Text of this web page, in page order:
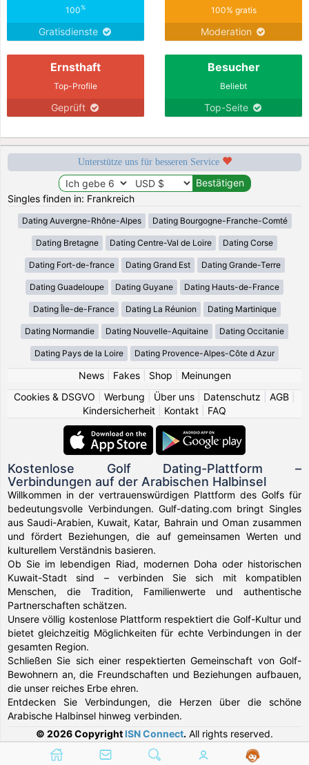
100%
Gratisdienste
100% gratis
Moderation
Ernsthaft
Top-Profile
Geprüft
Besucher
Beliebt
Top-Seite
Unterstütze uns für besseren Service
Singles finden in: Frankreich
Dating Auvergne-Rhône-Alpes Dating Bourgogne-Franche-Comté
Dating Bretagne Dating Centre-Val de Loire Dating Corse
Dating Fort-de-france Dating Grand Est Dating Grande-Terre
Dating Guadeloupe Dating Guyane Dating Hauts-de-France
Dating Île-de-France Dating La Réunion Dating Martinique
Dating Normandie Dating Nouvelle-Aquitaine Dating Occitanie
Dating Pays de la Loire Dating Provence-Alpes-Côte d Azur
News| Fakes| Shop
Meinungen
Cookies & DSGVO
Werbung Über uns Datenschutz AGB
Kindersicherheit
Kontakt FAQ
Kostenlose Golf Dating-Plattform –
Verbindungen auf der Arabischen Halbinsel
Willkommen in der vertrauenswürdigen Plattform des Golfs für
bedeutungsvolle Verbindungen. Gulf-dating.com bringt Singles
aus Saudi-Arabien, Kuwait, Katar, Bahrain und Oman zusammen
und fördert Beziehungen, die auf gemeinsamen Werten und
kulturellem Verständnis basieren.
Ob Sie im lebendigen Riad, modernen Doha oder historischen
Kuwait-Stadt sind – verbinden Sie sich mit kompatiblen
Menschen, die Tradition, Familienwerte und authentische
Partnerschaften schätzen.
Unsere völlig kostenlose Plattform respektiert die Golf-Kultur und
bietet gleichzeitig Möglichkeiten für echte Verbindungen in der
gesamten Region.
Schließen Sie sich einer respektierten Gemeinschaft von Golf-
Bewohnern an, die Freundschaften und Beziehungen aufbauen,
die unser reiches Erbe ehren.
Entdecken Sie Verbindungen, die Herzen über die schöne
Arabische Halbinsel hinweg verbinden.
© 2026 Copyright ISN Connect. All rights reserved.